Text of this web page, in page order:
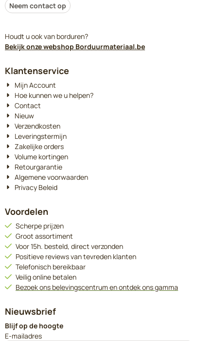
Neem contact op
Houdt u ook van borduren?
Bekijk onze webshop Borduurmateriaal.be
Klantenservice
Mijn Account
Hoe kunnen we u helpen?
Contact
Nieuw
Verzendkosten
Leveringstermijn
Zakelijke orders
Volume kortingen
Retourgarantie
Algemene voorwaarden
Privacy Beleid
Voordelen
Scherpe prijzen
Groot assortiment
Voor 15h. besteld, direct verzonden
Positieve reviews van tevreden klanten
Telefonisch bereikbaar
Veilig online betalen
Bezoek ons belevingscentrum en ontdek ons gamma
Nieuwsbrief
Blijf op de hoogte
E-mailadresVul je e-mailadres in voor de nieuwsbrief